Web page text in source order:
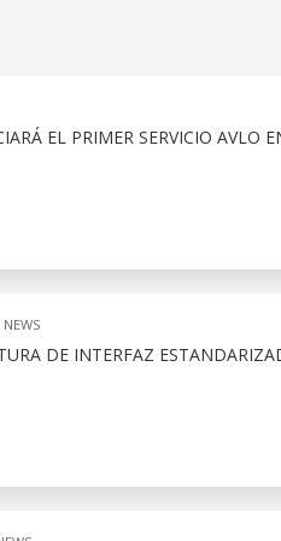
EL PRIMER SERVICIO AVLO
DE INTERFAZ